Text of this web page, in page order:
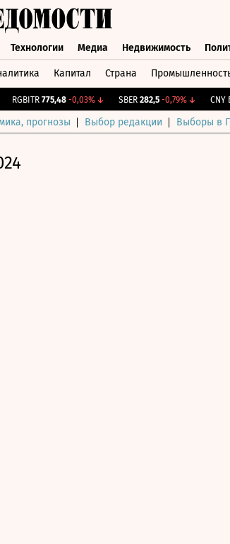
Технологии Медиа Недвижимость
Капитал Страна
RGBITR 775,48 -0,03%↓ SBER 282,5 -0,79%↓ CNY
прогнозы Выбор редакции Выборы в